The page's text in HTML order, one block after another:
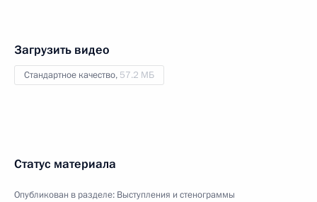
Загрузить видео
Стандартное качество, 57.2 МБ
Статус материала
Опубликован в разделе: Выступления и стенограммы